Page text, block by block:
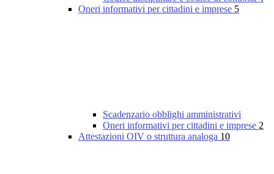
Oneri informativi per cittadini e imprese 5
Scadenzario obblighi amministrativi
Oneri informativi per cittadini e imprese 2
Attestazioni OIV o struttura analoga 10